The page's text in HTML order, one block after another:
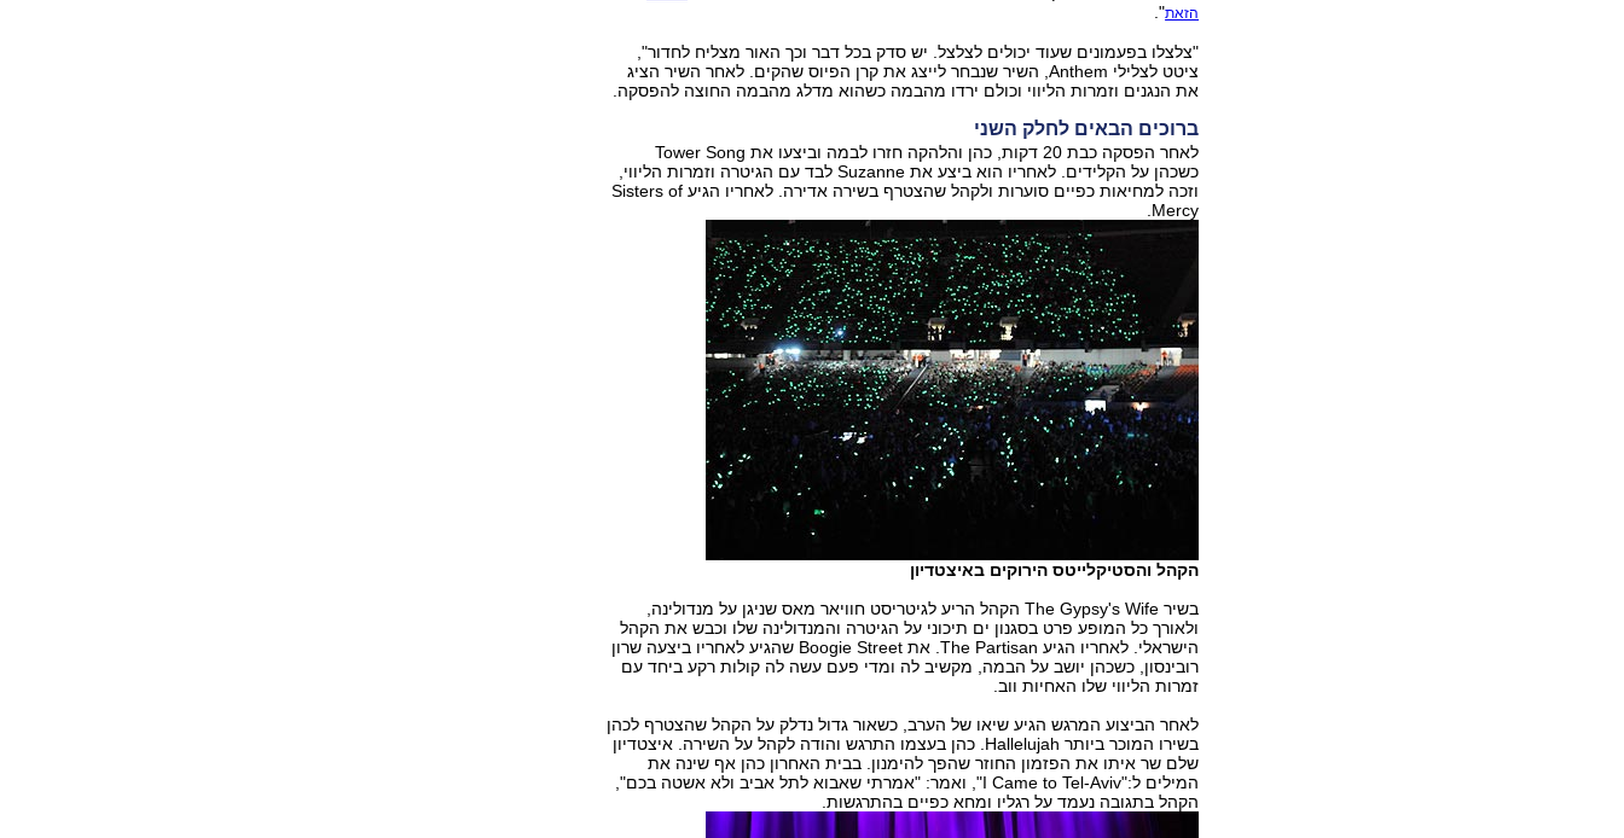
הזאת".
"צלצלו בפעמונים שעוד יכולים לצלצל. יש סדק בכל דבר וכך האור מצליח לחדור",
ציטט לצלילי Anthem, השיר שנבחר לייצג את קרן הפיוס שהקים. לאחר השיר הציג
את הנגנים וזמרות הליווי וכולם ירדו מהבמה כשהוא מדלג מהבמה החוצה להפסקה.
ברוכים הבאים לחלק השני
לאחר הפסקה כבת 20 דקות, כהן והלהקה חזרו לבמה וביצעו את Tower Song
כשכהן על הקלידים. לאחריו הוא ביצע את Suzanne לבד עם הגיטרה וזמרות הליווי,
וזכה למחיאות כפיים סוערות ולקהל שהצטרף בשירה אדירה. לאחריו הגיע Sisters of
Mercy.
הקהל והסטיקלייטס הירוקים באיצטדיון
בשיר The Gypsy's Wife הקהל הריע לגיטריסט חוויאר מאס שניגן על מנדולינה,
ולאורך כל המופע פרט בסגנון ים תיכוני על הגיטרה והמנדולינה שלו וכבש את הקהל
הישראלי. לאחריו הגיע The Partisan. את Boogie Street שהגיע לאחריו ביצעה שרון
רובינסון, כשכהן יושב על הבמה, מקשיב לה ומדי פעם עשה לה קולות רקע ביחד עם
זמרות הליווי שלו האחיות ווב.
לאחר הביצוע המרגש הגיע שיאו של הערב, כשאור גדול נדלק על הקהל שהצטרף לכהן
בשירו המוכר ביותר Hallelujah. כהן בעצמו התרגש והודה לקהל על השירה. איצטדיון
שלם שר איתו את הפזמון החוזר שהפך להימנון. בבית האחרון כהן אף שינה את
המילים ל:"I Came to Tel-Aviv", ואמר: "אמרתי שאבוא לתל אביב ולא אשטה בכם",
הקהל בתגובה נעמד על רגליו ומחא כפיים בהתרגשות.